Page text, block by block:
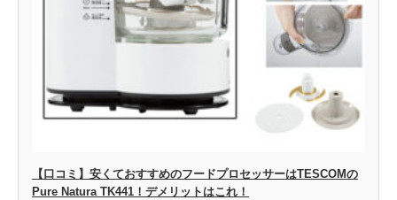
【口コミ】安くておすすめのフードプロセッサーはTESCOMの
Pure Natura TK441！デメリットはこれ！